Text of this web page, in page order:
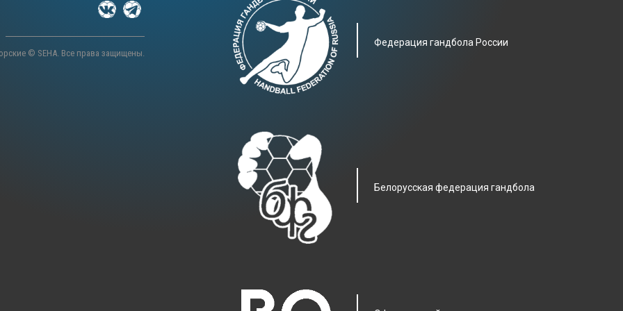
© SEHA. Все права защищены.
Фeдерация гандбола России
Белорусская федерация гандбола